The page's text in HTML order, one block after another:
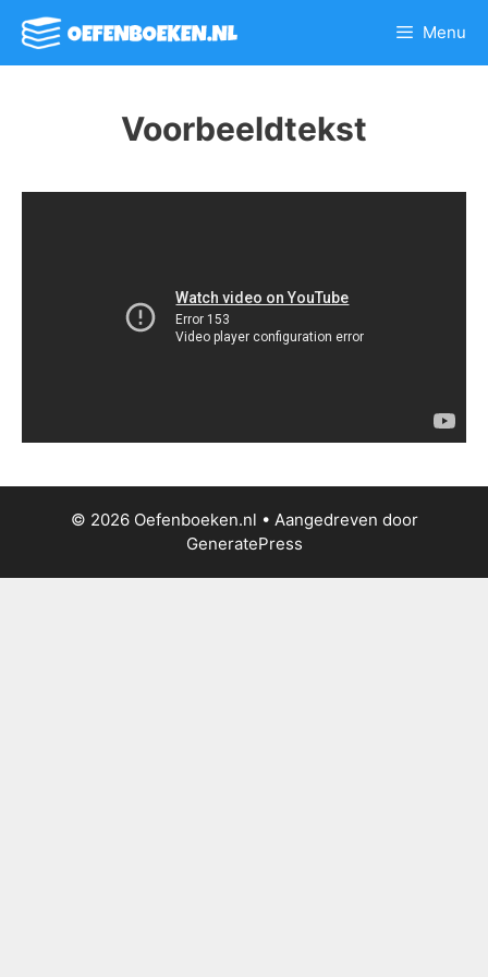
Spring
naar
inhoud
Menu
Voorbeeldtekst
© 2026 Oefenboeken.nl • Aangedreven door
GeneratePress